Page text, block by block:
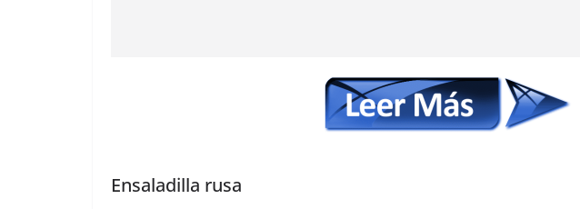
Ensaladilla rusa